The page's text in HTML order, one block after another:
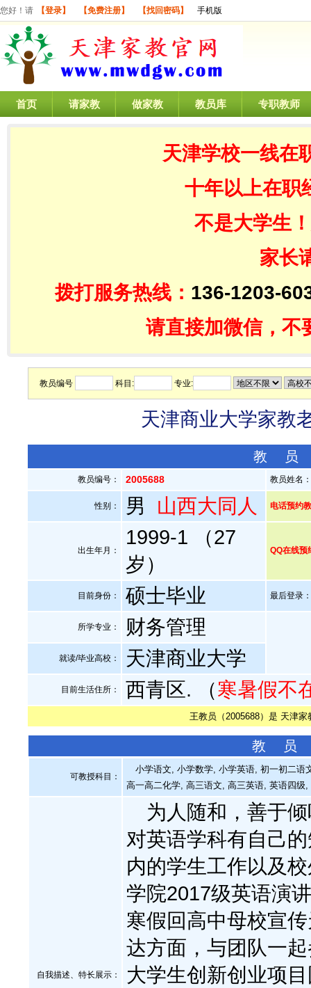
您好！请 【登录】 【免费注册】 【找回密码】 手机版
首页 请家教 做家教 教员库 专职教师
天津学校一线在
十年以上在职
不是大学生
家长
拨打服务热线： 136-1203-
请直接加微信，不
教员编号 科目: 专业:
天津商业大学家教
教
教员编号： 2005688 教员姓名
性别： 男 山西大同人 电话预约
出生年月：
1999-1 （27
岁）
QQ在线预
目前身份： 硕士毕业 最后登录
所学专业： 财务管理
就读/毕业高校： 天津商业大学
目前生活住所： 西青区. （寒暑假不
王教员（2005688）是 天津家
教 员
可教授科目：
小学语文, 小学数学, 小学英语, 初一初二语
高一高二化学, 高三语文, 高三英语, 英语四级,
自我描述、特长展示 ：
为人随和，善于倾
对英语学科有自己
内的学生工作以及
学院2017级英语演
寒假回高中母校宣
达方面，与团队一
大学生创新创业项